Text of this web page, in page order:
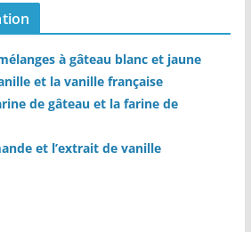
à gâteau blanc et jaune
et la vanille française
de gâteau et la farine de
et l’extrait de vanille